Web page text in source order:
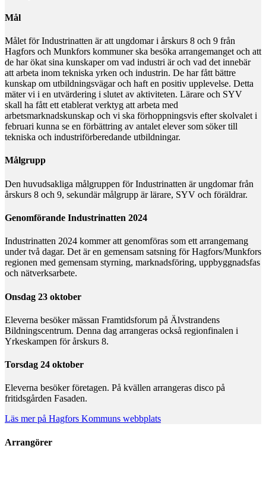
Mål
Målet för Industrinatten är att ungdomar i årskurs 8 och 9 från
Hagfors och Munkfors kommuner ska besöka arrangemanget och att
de har ökat sina kunskaper om vad industri är och vad det innebär
att arbeta inom tekniska yrken och industrin. De har fått bättre
kunskap om utbildningsvägar och haft en positiv upplevelse. Detta
mäter vi i en utvärdering i slutet av aktiviteten. Lärare och SYV
skall ha fått ett etablerat verktyg att arbeta med
arbetsmarknadskunskap och vi ska förhoppningsvis efter skolvalet i
februari kunna se en förbättring av antalet elever som söker till
tekniska och industriförberedande utbildningar.
Målgrupp
Den huvudsakliga målgruppen för Industrinatten är ungdomar från
årskurs 8 och 9, sekundär målgrupp är lärare, SYV och föräldrar.
Genomförande Industrinatten 2024
Industrinatten 2024 kommer att genomföras som ett arrangemang
under två dagar. Det är en gemensam satsning för Hagfors/Munkfors
regionen med gemensam styrning, marknadsföring, uppbyggnadsfas
och nätverksarbete.
Onsdag 23 oktober
Eleverna besöker mässan Framtidsforum på Älvstrandens
Bildningscentrum. Denna dag arrangeras också regionfinalen i
Yrkeskampen för årskurs 8.
Torsdag 24 oktober
Eleverna besöker företagen. På kvällen arrangeras disco på
fritidsgården Fasaden.
Läs mer på Hagfors Kommuns webbplats
Arrangörer